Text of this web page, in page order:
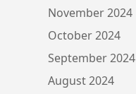
November 2024
October 2024
September 2024
August 2024